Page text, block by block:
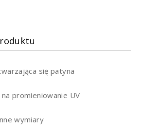
się patyna
promieniowanie UV
wymiary